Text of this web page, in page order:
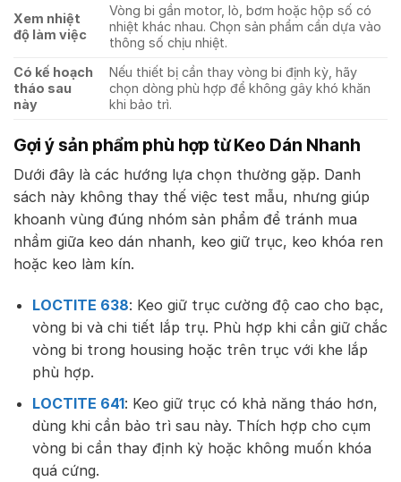
Xem nhiệt
độ làm việc
Vòng bi gần motor, lò, bơm hoặc hộp số có
nhiệt khác nhau. Chọn sản phẩm cần dựa vào
thông số chịu nhiệt.
Có kế hoạch
tháo sau
này
Nếu thiết bị cần thay vòng bi định kỳ, hãy
chọn dòng phù hợp để không gây khó khăn
khi bảo trì.
Gợi ý sản phẩm phù hợp từ Keo Dán Nhanh
Dưới đây là các hướng lựa chọn thường gặp. Danh
sách này không thay thế việc test mẫu, nhưng giúp
khoanh vùng đúng nhóm sản phẩm để tránh mua
nhầm giữa keo dán nhanh, keo giữ trục, keo khóa ren
hoặc keo làm kín.
LOCTITE 638: Keo giữ trục cường độ cao cho bạc,
vòng bi và chi tiết lắp trụ. Phù hợp khi cần giữ chắc
vòng bi trong housing hoặc trên trục với khe lắp
phù hợp.
LOCTITE 641: Keo giữ trục có khả năng tháo hơn,
dùng khi cần bảo trì sau này. Thích hợp cho cụm
vòng bi cần thay định kỳ hoặc không muốn khóa
quá cứng.